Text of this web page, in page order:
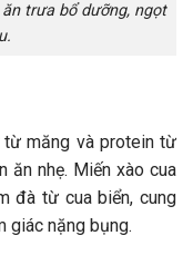
trưa bổ dưỡng, ngọt
từ măng và protein từ
ăn nhẹ. Miến xào cua
đà từ cua biển, cung
giác nặng bụng.